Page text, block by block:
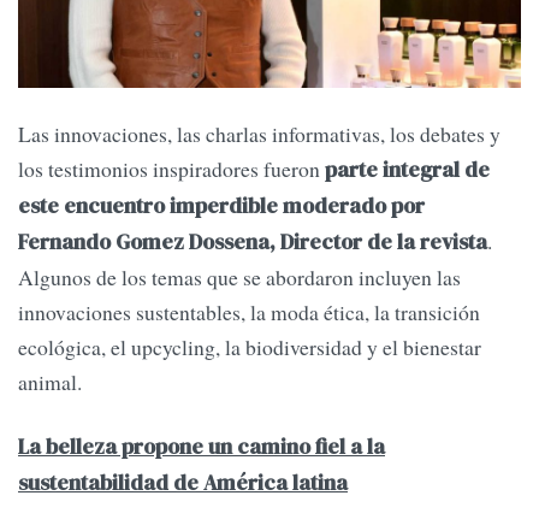
Las innovaciones, las charlas informativas, los debates y
los testimonios inspiradores fueronparte integral de
este encuentro imperdible moderado por
Fernando Gomez Dossena, Director de la revista.
Algunos de los temas que se abordaron incluyen las
innovaciones sustentables, la moda ética, la transición
ecológica, el upcycling, la biodiversidad y el bienestar
animal.
La belleza propone un camino fiel a la
sustentabilidad de América latina